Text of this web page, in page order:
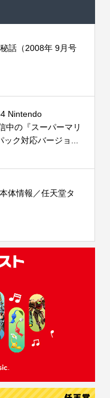
話（2008年 9月号
Nintendo
中の『スーパーマリ
ック対応バージョ...
体情報／任天堂タ